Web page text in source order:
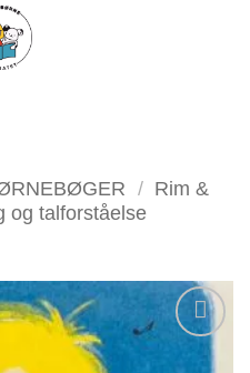
/ Rim &
og talforståelse